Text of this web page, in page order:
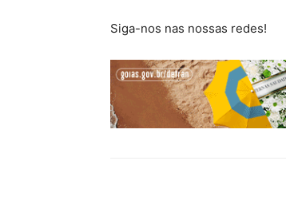
Siga-nos nas nossas redes!